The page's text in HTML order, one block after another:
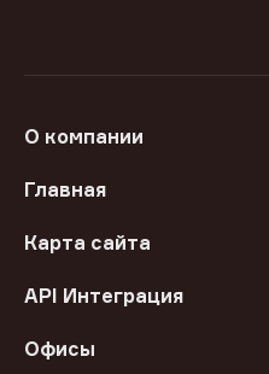
О компании
Главная
Карта сайта
API Интеграция
Офисы